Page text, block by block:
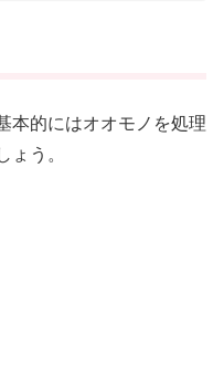
本的にはオオモノを処理
ょう。